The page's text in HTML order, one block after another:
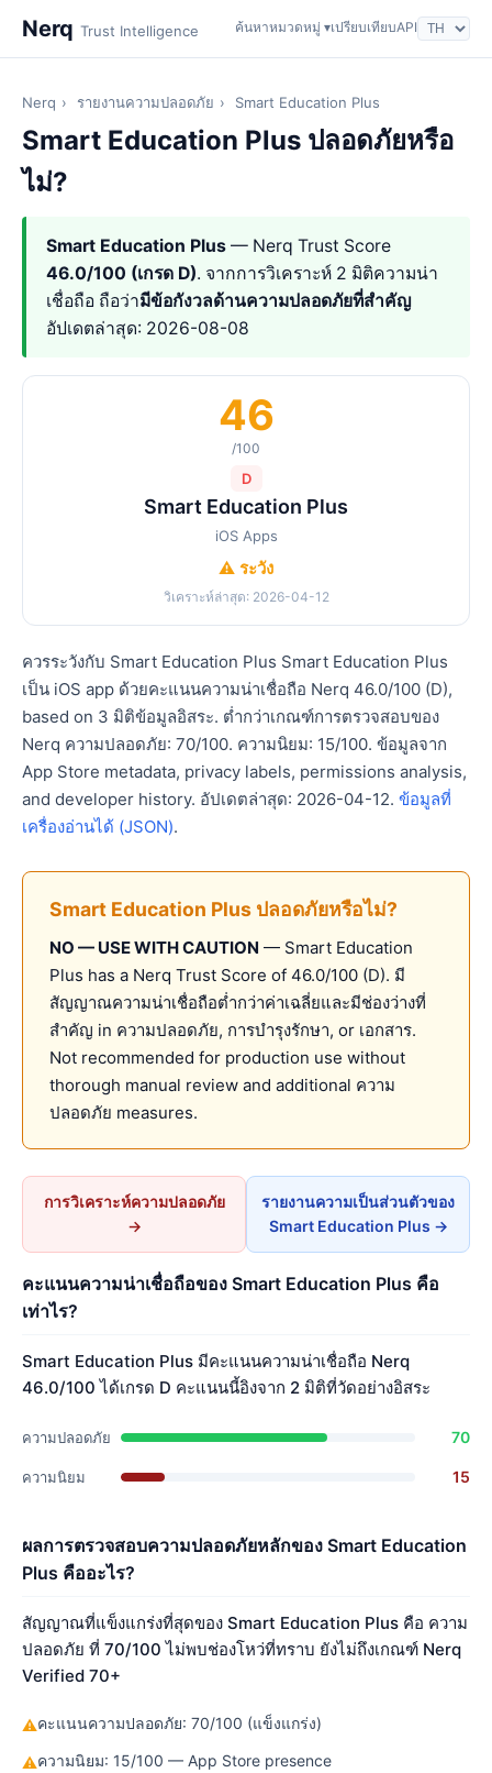
Nerq Trust Intelligence ค้นหาหมวดหมู่ ▾เปรียบเทียบAPI
Nerq › รายงานความปลอดภัย › Smart Education Plus
Smart Education Plus ปลอดภัยหรือ
ไม่?
Smart Education Plus — Nerq Trust Score
46.0/100 (เกรด D). จากการวิเคราะห์ 2 มิติความน่า
เชื่อถือ ถือว่ามีข้อกังวลด้านความปลอดภัยที่สำคัญ
อัปเดตล่าสุด: 2026-08-08
46
/100
D
Smart Education Plus
iOS Apps
⚠️ ระวัง
วิเคราะห์ล่าสุด: 2026-04-12
ควรระวังกับ Smart Education Plus Smart Education Plus
เป็น iOS app ด้วยคะแนนความน่าเชื่อถือ Nerq 46.0/100 (D),
based on 3 มิติข้อมูลอิสระ. ต่ำกว่าเกณฑ์การตรวจสอบของ
Nerq ความปลอดภัย: 70/100. ความนิยม: 15/100. ข้อมูลจาก
App Store metadata, privacy labels, permissions analysis,
and developer history. อัปเดตล่าสุด: 2026-04-12. ข้อมูลที่
เครื่องอ่านได้ (JSON).
Smart Education Plus ปลอดภัยหรือไม่?
NO — USE WITH CAUTION — Smart Education
Plus has a Nerq Trust Score of 46.0/100 (D). มี
สัญญาณความน่าเชื่อถือต่ำกว่าค่าเฉลี่ยและมีช่องว่างที่
สำคัญ in ความปลอดภัย, การบำรุงรักษา, or เอกสาร.
Not recommended for production use without
thorough manual review and additional ความ
ปลอดภัย measures.
การวิเคราะห์ความปลอดภัย
→
รายงานความเป็นส่วนตัวของ
Smart Education Plus →
คะแนนความน่าเชื่อถือของ Smart Education Plus คือ
เท่าไร?
Smart Education Plus มีคะแนนความน่าเชื่อถือ Nerq
46.0/100 ได้เกรด D คะแนนนี้อิงจาก 2 มิติที่วัดอย่างอิสระ
ความปลอดภัย 70
ความนิยม 15
ผลการตรวจสอบความปลอดภัยหลักของ Smart Education
Plus คืออะไร?
สัญญาณที่แข็งแกร่งที่สุดของ Smart Education Plus คือ ความ
ปลอดภัย ที่ 70/100 ไม่พบช่องโหว่ที่ทราบ ยังไม่ถึงเกณฑ์ Nerq
Verified 70+
⚠คะแนนความปลอดภัย: 70/100 (แข็งแกร่ง)
⚠ความนิยม: 15/100 — App Store presence